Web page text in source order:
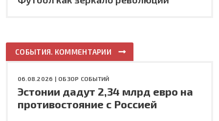
СОБЫТИЯ. КОММЕНТАРИИ
06.08.2026 | ОБЗОР СОБЫТИЙ
Эстонии дадут 2,34 млрд евро на
противостояние с Россией